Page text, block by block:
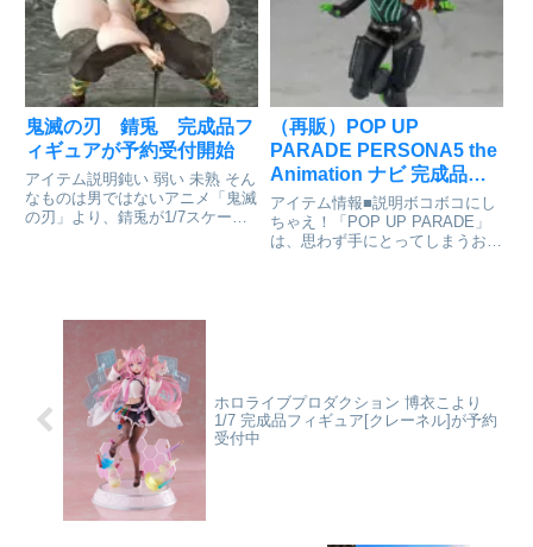
能ください！専用台座付属■サイ
ズ全高約84mmハイキュー!!_...
鬼滅の刃 錆兎 完成品フ
ィギュアが予約受付開始
アイテム説明鈍い 弱い 未熟 そん
なものは男ではないアニメ「鬼滅
の刃」より、錆兎が1/7スケール
（再販）POP UP
PARADE PERSONA5 the
Animation ナビ 完成品フ
ィギュア[グッドスマイル
カンパニー]が予約受付中
アイテム情報■説明ボコボコにし
ちゃえ！「POP UP PARADE」
は、思わず手にとってしまうお手
ホロライブプロダクション 博衣こより
1/7 完成品フィギュア[クレーネル]が予約
受付中